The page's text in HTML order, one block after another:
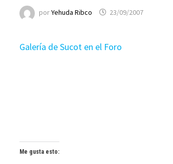
porYehuda Ribco 23/09/2007
Galería de Sucot en el Foro
Me gusta esto: